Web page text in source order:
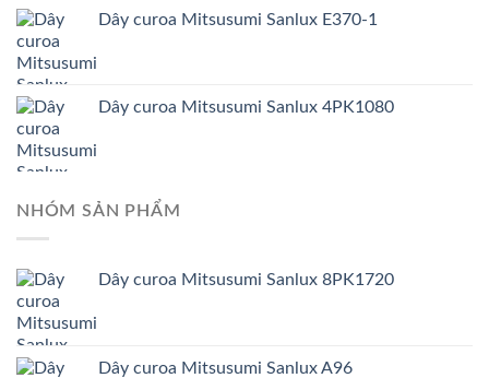
Dây curoa Mitsusumi Sanlux E370-1
Dây curoa Mitsusumi Sanlux 4PK1080
NHÓM SẢN PHẨM
Dây curoa Mitsusumi Sanlux 8PK1720
Dây curoa Mitsusumi Sanlux A96